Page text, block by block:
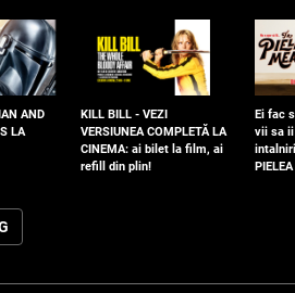
AND
LA
KILL BILL - VEZI
VERSIUNEA COMPLETĂ LA
CINEMA: ai bilet la film, ai
refill din plin!
Ei fac
vii sa